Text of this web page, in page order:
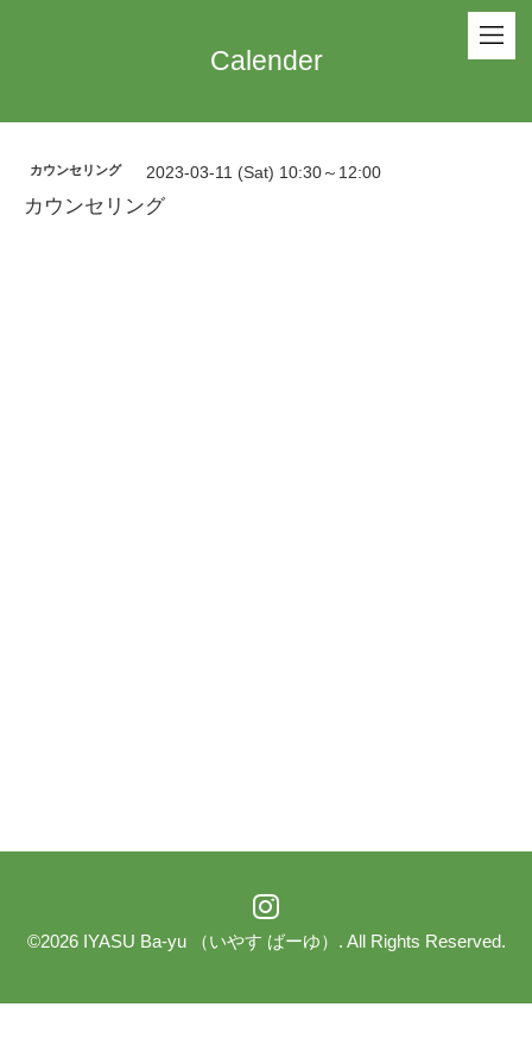
Calender
カウンセリング 2023-03-11 (Sat) 10:30～12:00
カウンセリング
©2026 IYASU Ba-yu （いやす ばーゆ） . All Rights Reserved.